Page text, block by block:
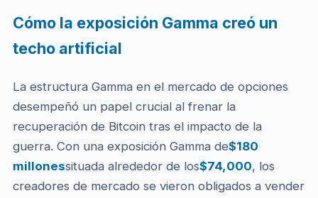
Cómo la exposición Gamma creó un
techo artificial
La estructura Gamma en el mercado de opciones
desempeñó un papel crucial al frenar la
recuperación de Bitcoin tras el impacto de la
guerra. Con una exposición Gamma de$180
millonessituada alrededor de los$74,000, los
creadores de mercado se vieron obligados a vender